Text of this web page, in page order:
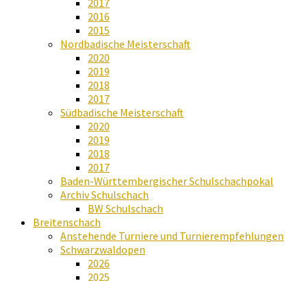
2017
2016
2015
Nordbadische Meisterschaft
2020
2019
2018
2017
Südbadische Meisterschaft
2020
2019
2018
2017
Baden-Württembergischer Schulschachpokal
Archiv Schulschach
BW Schulschach
Breitenschach
Anstehende Turniere und Turnierempfehlungen
Schwarzwaldopen
2026
2025